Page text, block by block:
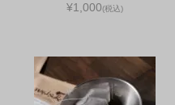
¥1,000(税込)